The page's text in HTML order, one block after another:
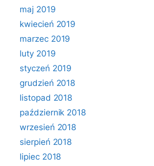
maj 2019
kwiecień 2019
marzec 2019
luty 2019
styczeń 2019
grudzień 2018
listopad 2018
październik 2018
wrzesień 2018
sierpień 2018
lipiec 2018